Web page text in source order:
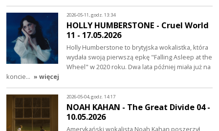
2026-05-11, godz. 13:34
HOLLY HUMBERSTONE - Cruel World
11 - 17.05.2026
Holly Humberstone to brytyjska wokalistka, która
wydała swoją pierwszą epkę "Falling Asleep at the
Wheel" w 2020 roku. Dwa lata później miała już na
koncie… » więcej
2026-05-04, godz. 14:17
NOAH KAHAN - The Great Divide 04 -
10.05.2026
Amerykański wokalista Noah Kahan poszerzył